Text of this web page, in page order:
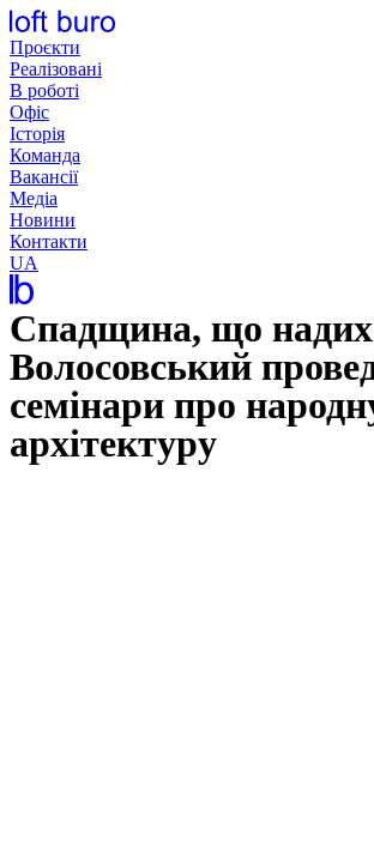
Перейти
до
вмісту
Проєкти
Реалізовані
В роботі
Офіс
Історія
Команда
Вакансії
Медіа
Новини
Контакти
UA
Спадщина, що
Волосовський
семінари про
архітектуру